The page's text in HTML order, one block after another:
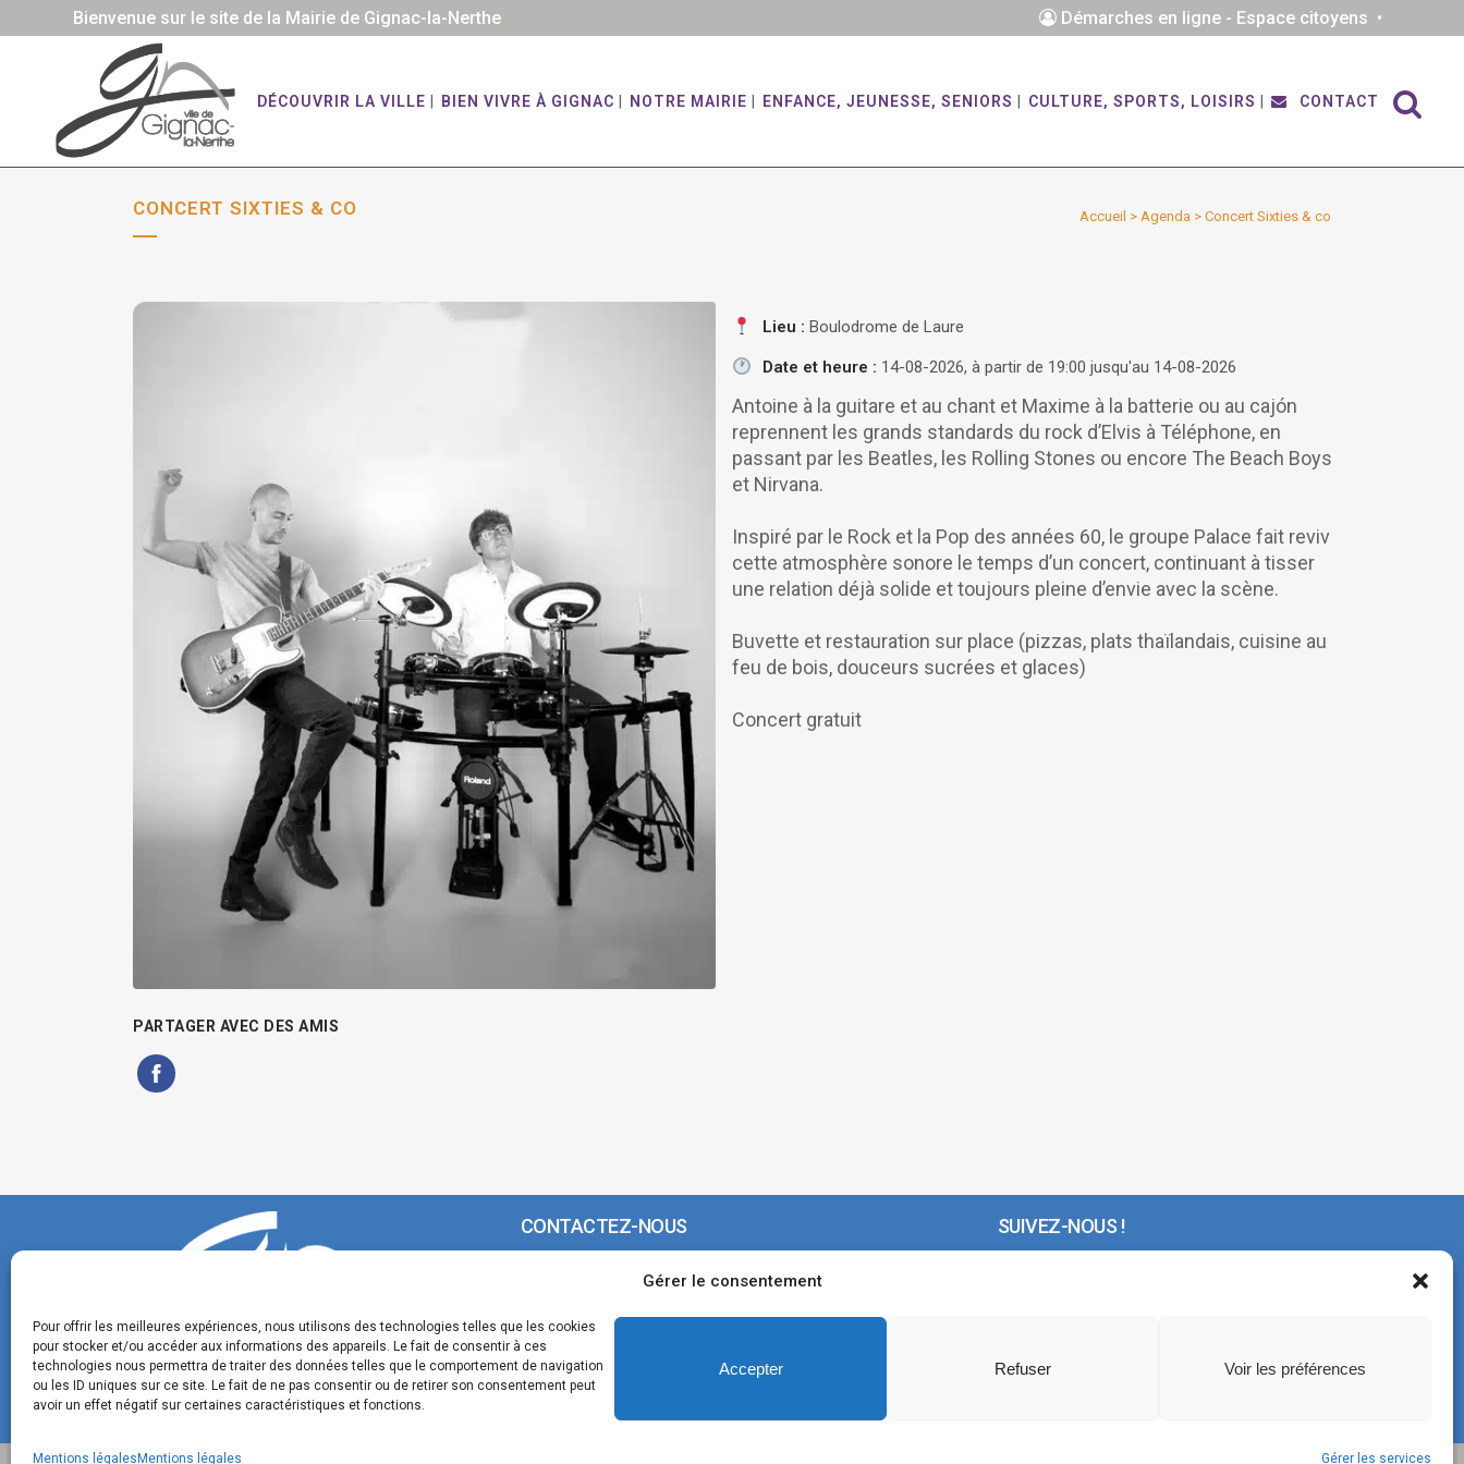
Gérer le consentement
Pour offrir les meilleures expériences, nous utilisons des technologies telles que les cookies
pour stocker et/ou accéder aux informations des appareils. Le fait de consentir à ces
technologies nous permettra de traiter des données telles que le comportement de navigation
ou les ID uniques sur ce site. Le fait de ne pas consentir ou de retirer son consentement peut
avoir un effet négatif sur certaines caractéristiques et fonctions.
Gérer les services
Accepter Refuser Voir les préférences
Mentions légales Mentions légales
Bienvenue sur le site de la Mairie de Gignac-la-Nerthe Démarches en ligne - Espace citoyens •
DÉCOUVRIR LA VILLE BIEN VIVRE À GIGNAC NOTRE MAIRIE ENFANCE, JEUNESSE, SENIORS CULTURE, SPORTS, LOISIRS CONTACT
CONCERT SIXTIES & CO Accueil > Agenda > Concert Sixties & co
PARTAGER AVEC DES AMIS
Lieu : Boulodrome de Laure
Date et heure : 14-08-2026, à partir de 19:00 jusqu'au 14-08-2026
Antoine à la guitare et au chant et Maxime à la batterie ou au cajón
reprennent les grands standards du rock d’Elvis à Téléphone, en
passant par les Beatles, les Rolling Stones ou encore The Beach Boys
et Nirvana.
Inspiré par le Rock et la Pop des années 60, le groupe Palace fait revivre
cette atmosphère sonore le temps d’un concert, continuant à tisser
une relation déjà solide et toujours pleine d’envie avec la scène.
Buvette et restauration sur place (pizzas, plats thaïlandais, cuisine au
feu de bois, douceurs sucrées et glaces)
Concert gratuit
CONTACTEZ-NOUS
Tél. : 04 42 77 00 00
Du lundi au jeudi : de 8h30 à 12h et de 13h30 à 17h.
Vendredi : de 8h30 à 12h et de 13h30 à 16h.
Formulaire de contact
SUIVEZ-NOUS !